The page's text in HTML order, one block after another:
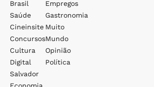
Brasil
Saúde
Cineinsite
Concursos
Cultura
Digital
Salvador
Empregos
Gastronomia
Muito
Mundo
Opinião
Política